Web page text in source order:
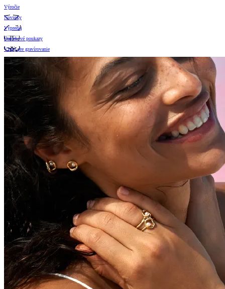
Výročie
Novinky
Výpredaj
Darčekové poukazy
Vzory pre gravírovanie